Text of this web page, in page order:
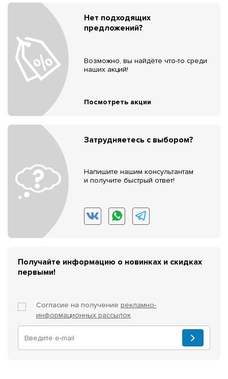
Нет подходящих
предложений?
Возможно, вы найдёте что-то среди
наших акций!
Посмотреть акции
Затрудняетесь с выбором?
Напишите нашим консультантам
и получите быстрый ответ!
Получайте информацию о новинках и скидках
первыми!
Согласие на получение рекламно-
информационных рассылок